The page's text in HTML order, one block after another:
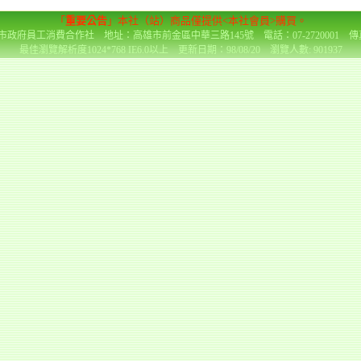
「 重要公告」本社（站）商品僅提供<本社會員>購買。
政府員工消費合作社 地址：高雄市前金區中華三路145號 電話：07-2720001 傳
最佳瀏覽解析度1024*768 IE6.0以上 更新日期：98/08/20 瀏覽人數: 901937